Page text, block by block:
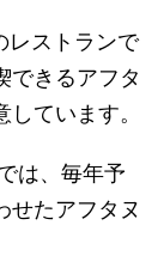
レストランで
できるアフタ
ています。
は、毎年予
せたアフタヌ